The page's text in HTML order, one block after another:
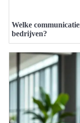
Welke
bedrijven?